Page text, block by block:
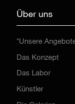
Über uns
*Unsere
Das Konzept
Das Labor
Künstler